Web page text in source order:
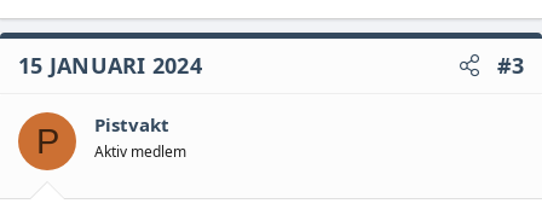
15 JANUARI 2024 #3
P Pistvakt
Aktiv medlem